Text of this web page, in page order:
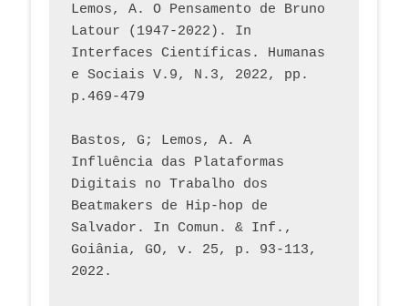
Lemos, A. O Pensamento de Bruno
Latour (1947-2022). In
Interfaces Científicas. Humanas
e Sociais V.9, N.3, 2022, pp.
p.469-479
Bastos, G; Lemos, A. A
Influência das Plataformas
Digitais no Trabalho dos
Beatmakers de Hip-hop de
Salvador. In Comun. & Inf.,
Goiânia, GO, v. 25, p. 93-113,
2022.